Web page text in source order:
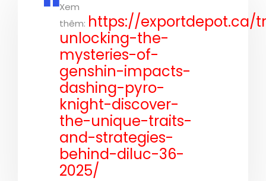
Xem
thêm: https://exportdepot.ca/
unlocking-the-
mysteries-of-
genshin-impacts-
dashing-pyro-
knight-discover-
the-unique-traits-
and-strategies-
behind-diluc-36-
2025/